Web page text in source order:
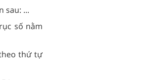
sau: ...
số nằm
thứ tự